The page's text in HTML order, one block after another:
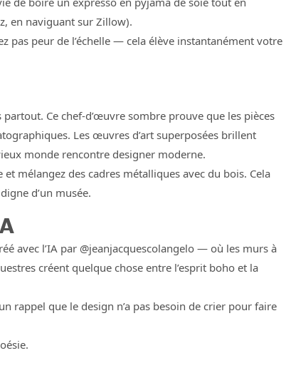
en naviguant sur Zillow).
pas peur de l’échelle — cela élève instantanément votre
Ce chef-d’œuvre sombre prouve que les pièces
Les œuvres d’art superposées brillent
monde rencontre designer moderne.
mélangez des cadres métalliques avec du bois. Cela
d’un musée.
avec l’IA par @jeanjacquescolangelo — où les murs à
créent quelque chose entre l’esprit boho et la
rappel que le design n’a pas besoin de crier pour faire